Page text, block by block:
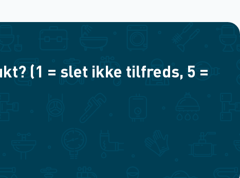
(1 = slet ikke tilfreds, 5 =